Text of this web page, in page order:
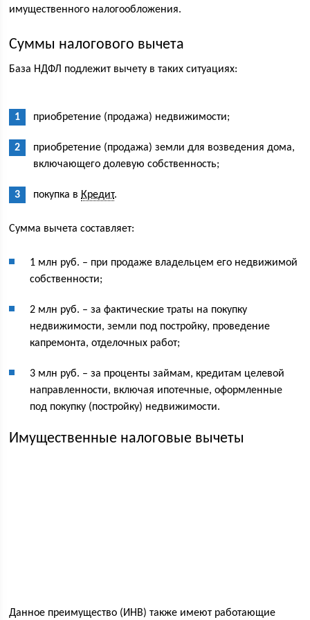
имущественного налогообложения.
Суммы налогового вычета
База НДФЛ подлежит вычету в таких ситуациях:
приобретение (продажа) недвижимости;
приобретение (продажа) земли для возведения дома,
включающего долевую собственность;
покупка в Кредит.
Сумма вычета составляет:
1 млн руб. – при продаже владельцем его недвижимой
собственности;
2 млн руб. – за фактические траты на покупку
недвижимости, земли под постройку, проведение
капремонта, отделочных работ;
3 млн руб. – за проценты займам, кредитам целевой
направленности, включая ипотечные, оформленные
под покупку (постройку) недвижимости.
Имущественные налоговые вычеты
Данное преимущество (ИНВ) также имеют работающие